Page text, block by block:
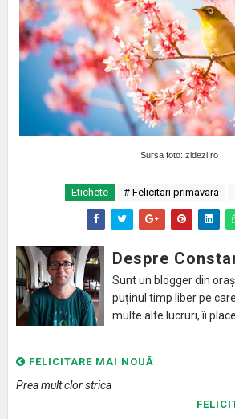
Sursa foto: zidezi.ro
Etichete # Felicitari primavara
Despre
Sunt un blogger din
puținul timp liber pe
multe alte lucruri, îi
FELICITARE MAI NOUĂ
Prea mult clor strica